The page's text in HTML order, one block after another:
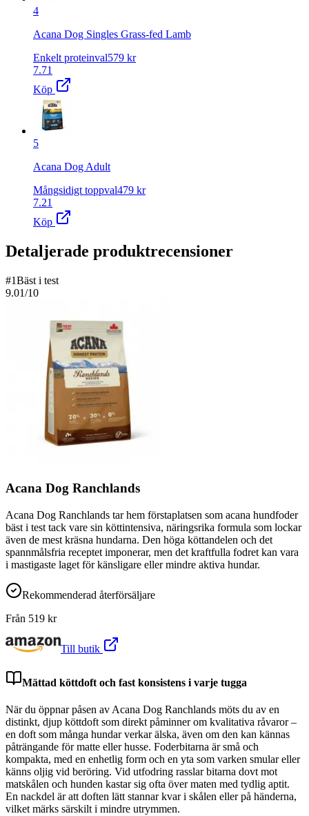
4
Acana Dog Singles Grass-fed Lamb
Enkelt proteinval579 kr
7.71
Köp
5
Acana Dog Adult
Mångsidigt toppval479 kr
7.21
Köp
Detaljerade produktrecensioner
#1Bäst i test
9.01/10
Acana Dog Ranchlands
Acana Dog Ranchlands tar hem förstaplatsen som acana hundfoder
bäst i test tack vare sin köttintensiva, näringsrika formula som lockar
även de mest kräsna hundarna. Den höga köttandelen och det
spannmålsfria receptet imponerar, men det kraftfulla fodret kan vara
i mastigaste laget för känsligare eller mindre aktiva hundar.
Rekommenderad återförsäljare
Från 519 kr
Till butik
Mättad köttdoft och fast konsistens i varje tugga
När du öppnar påsen av Acana Dog Ranchlands möts du av en
distinkt, djup köttdoft som direkt påminner om kvalitativa råvaror –
en doft som många hundar verkar älska, även om den kan kännas
påträngande för matte eller husse. Foderbitarna är små och
kompakta, med en enhetlig form och en yta som varken smular eller
känns oljig vid beröring. Vid utfodring rasslar bitarna dovt mot
matskålen och hunden kastar sig ofta över maten med tydlig aptit.
En nackdel är att doften lätt stannar kvar i skålen eller på händerna,
vilket märks särskilt i mindre utrymmen.